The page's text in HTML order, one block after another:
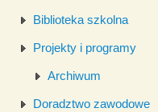
Biblioteka szkolna
Projekty i programy
Archiwum
Doradztwo zawodowe